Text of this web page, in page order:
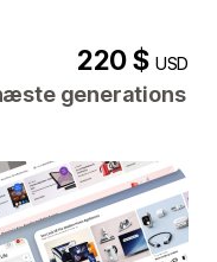
220 $USD
generations